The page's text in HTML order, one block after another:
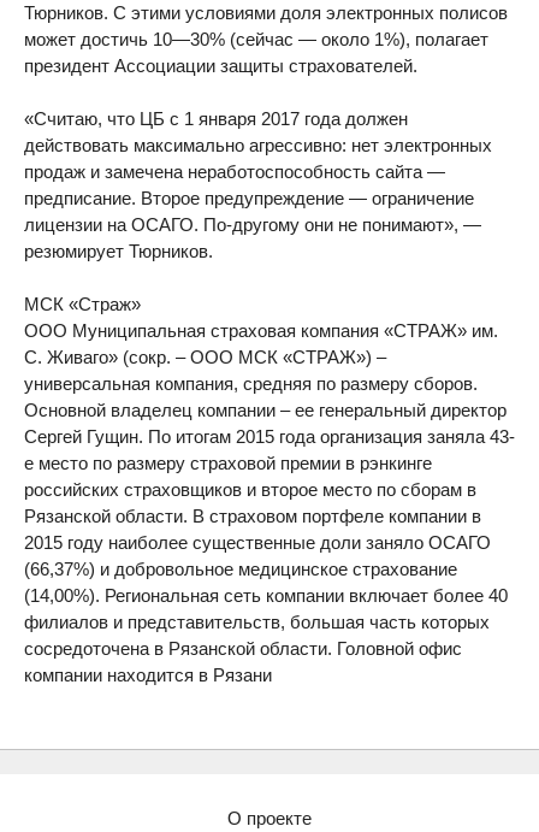
Тюрников. С этими условиями доля электронных полисов
может достичь 10—30% (сейчас — около 1%), полагает
президент Ассоциации защиты страхователей.
«Считаю, что ЦБ с 1 января 2017 года должен
действовать максимально агрессивно: нет электронных
продаж и замечена неработоспособность сайта —
предписание. Второе предупреждение — ограничение
лицензии на ОСАГО. По-другому они не понимают», —
резюмирует Тюрников.
МСК «Страж»
ООО Муниципальная страховая компания «СТРАЖ» им.
С. Живаго» (сокр. – ООО МСК «СТРАЖ») –
универсальная компания, средняя по размеру сборов.
Основной владелец компании – ее генеральный директор
Сергей Гущин. По итогам 2015 года организация заняла 43-
е место по размеру страховой премии в рэнкинге
российских страховщиков и второе место по сборам в
Рязанской области. В страховом портфеле компании в
2015 году наиболее существенные доли заняло ОСАГО
(66,37%) и добровольное медицинское страхование
(14,00%). Региональная сеть компании включает более 40
филиалов и представительств, большая часть которых
сосредоточена в Рязанской области. Головной офис
компании находится в Рязани
О проекте